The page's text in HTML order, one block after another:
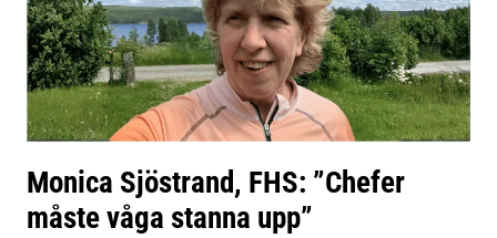
Monica Sjöstrand, FHS: ”Chefer
måste våga stanna upp”